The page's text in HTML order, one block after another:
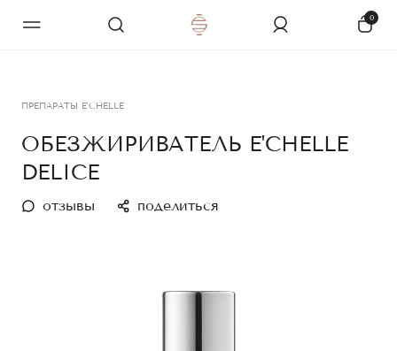
0
ПРЕПАРАТЫ E'CHELLE
ОБЕЗЖИРИВАТЕЛЬ E'CHELLE
DELICE
отзывы поделиться